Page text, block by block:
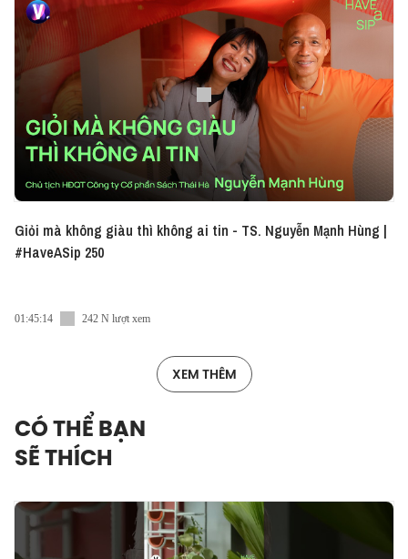
Giỏi mà không giàu thì không ai tin - TS. Nguyễn Mạnh Hùng |
#HaveASip 250
01:45:14 242 N lượt xem
XEM THÊM
CÓ THỂ BẠN
SẼ THÍCH